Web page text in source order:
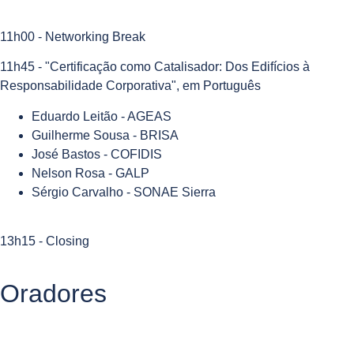
11h00 - Networking Break
11h45 - "Certificação como Catalisador: Dos Edifícios à
Responsabilidade Corporativa", em Português
Eduardo Leitão - AGEAS
Guilherme Sousa - BRISA
José Bastos - COFIDIS
Nelson Rosa - GALP
Sérgio Carvalho - SONAE Sierra
13h15 - Closing
Oradores